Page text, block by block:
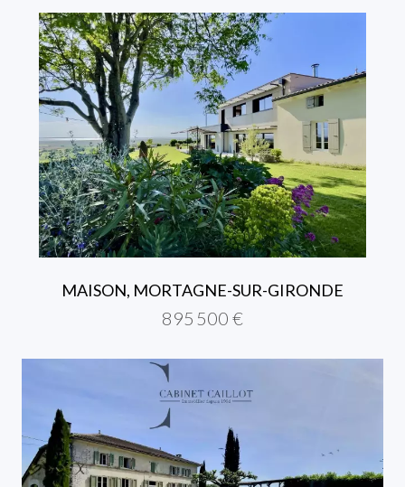
MAISON, MORTAGNE-SUR-GIRONDE
895 500 €